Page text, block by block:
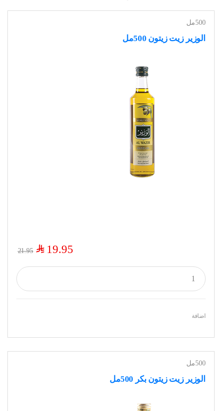
500مل
الوزير زيت زيتون 500مل
19.95
$
21.95
اضافة
500مل
الوزير زيت زيتون بكر 500مل